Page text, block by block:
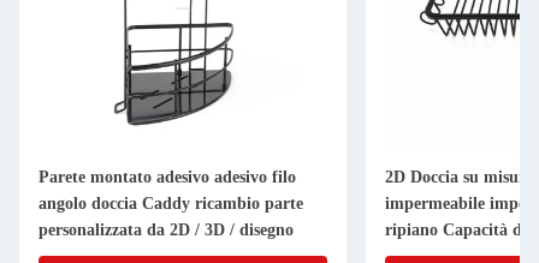
Parete montato adesivo adesivo filo
angolo doccia Caddy ricambio parte
personalizzata da 2D / 3D / disegno
2D Doccia su
impermeabile
ripiano Capacità di